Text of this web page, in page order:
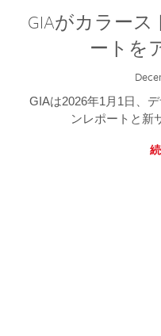
GIAがカラー
ートを
GIAは2026年1月1日、
ンレポートと新